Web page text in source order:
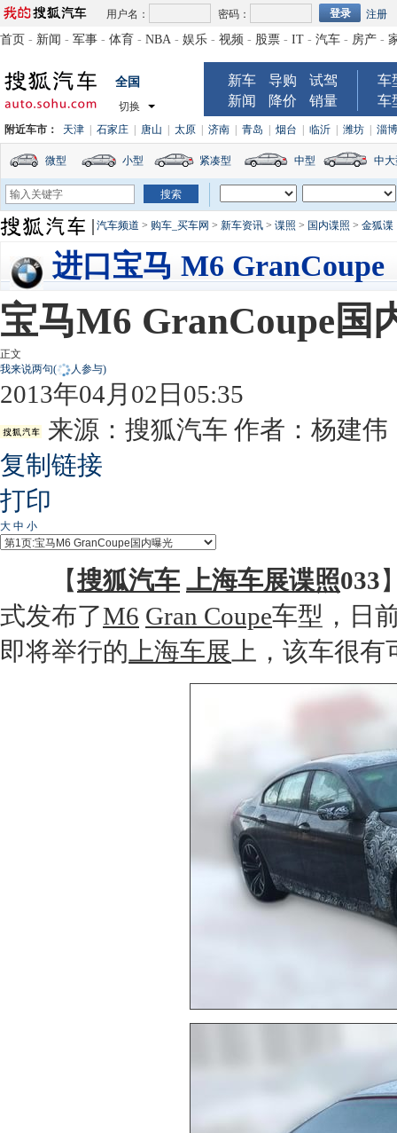
用户名： 密码： 注册
首页 - 新闻 - 军事 - 体育 - NBA - 娱乐 - 视频 - 股票 - IT - 汽车 - 房产 -
全国
切换
新车 导购
试驾
新闻
降价 销量
车
车
附近车市： 天津 石家庄 唐山 太原 济南 青岛 烟台 临沂 潍坊 淄博
微型 小型 紧凑型 中型 中
汽车频道 > 购车_买车网 > 新车资讯 > 谍照 > 国内谍照 > 金狐谍
进口宝马 M6 GranCoupe
宝马M6 GranCoupe国
正文
我来说两句( 人参与)
2013年04月02日05:35
来源： 搜狐汽车 作者：杨建伟
复制链接
打印
大 中 小
【搜狐汽车 上海车展谍照033
式发布了M6 Gran Coupe车型，日
即将举行的 上海车展 上，该车很